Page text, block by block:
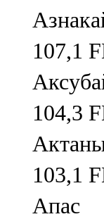
107,1
104,3
103,1
Апас